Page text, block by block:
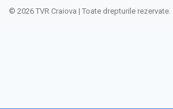
© 2026 TVR Craiova | Toate drepturile rezervate.